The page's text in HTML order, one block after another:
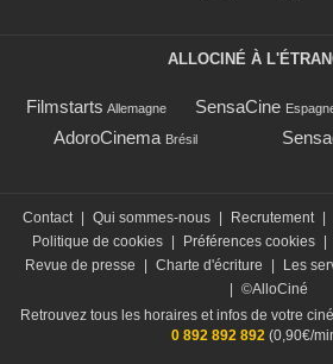
ALLOCINÉ À
Filmstarts Allemagne SensaCine
AdoroCinema Brésil
Contact Qui sommes-nous Recrutement
Politique de cookies
Préférences cookies
Revue de presse
Charte d'écriture Les
©AlloCiné
Retrouvez tous les horaires et infos de votre
0 892 892 892(0,90€/